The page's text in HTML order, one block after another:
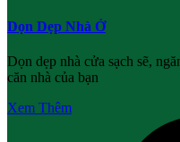
Dọn Dẹp Nhà Ở
Dọn dẹp nhà cửa sạch sẽ,
căn nhà của bạn
Xem Thêm